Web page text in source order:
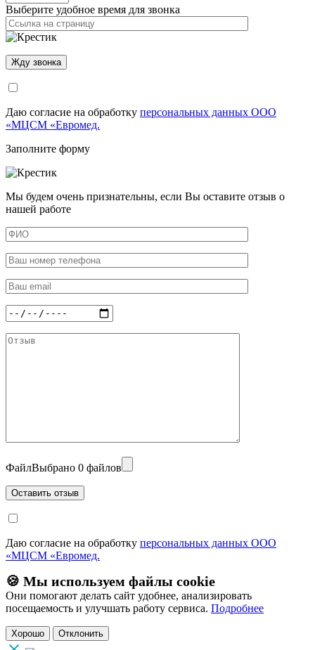
Выберите удобное время для звонка
Даю согласие на обработку персональных данных ООО
«МЦСМ «Евромед.
Заполните форму
Мы будем очень признательны, если Вы оставите отзыв о
нашей работе
ФайлВыбрано 0 файлов
Даю согласие на обработку персональных данных ООО
«МЦСМ «Евромед.
🍪 Мы используем файлы cookie
Они помогают делать сайт удобнее, анализировать
посещаемость и улучшать работу сервиса. Подробнее
Хорошо Отклонить